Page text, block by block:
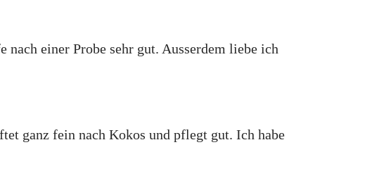
einer Probe sehr gut. Ausserdem liebe ich
ganz fein nach Kokos und pflegt gut. Ich habe